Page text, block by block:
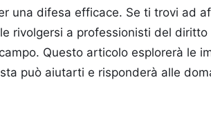
una difesa efficace. Se ti trovi ad
rivolgersi a professionisti del diritto
Questo articolo esplorerà le
può aiutarti e risponderà alle